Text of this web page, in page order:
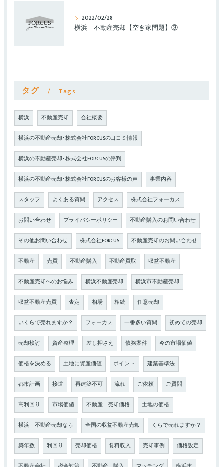
2022/02/28
横浜 不動産売却【空き家問題】③
タグ Tags
横浜 不動産売却 会社概要
横浜の不動産売却･株式会社FORCUSの口コミ情報
横浜の不動産売却･株式会社FORCUSの評判
横浜の不動産売却･株式会社FORCUSのお客様の声 事業内容
スタッフ よくある質問 アクセス 株式会社フォーカス
お問い合わせ プライバシーポリシー 不動産購入のお問い合わせ
その他お問い合わせ 株式会社FORCUS 不動産売却のお問い合わせ
不動産 売買 不動産購入 不動産買取 収益不動産
不動産売却へのお悩み 横浜不動産売却 横浜市不動産売却
収益不動産売買 査定 相場 相続 任意売却
いくらで売れますか？ フォーカス 一番多い質問 初めての売却
売却検討 資産整理 差し押さえ 債務案件 今の市場価値
価格を決める 土地に資産価値 ポイント 建築基準法
都市計画 接道 再建築不可 流れ ご依頼 ご質問
高利回り 市場価値 不動産 売却価格 土地の価格
横浜 不動産売却なら 全国の収益不動産売却 くらで売れますか？
築年数 利回り 売却価格 賃料収入 売却事例 価格設定